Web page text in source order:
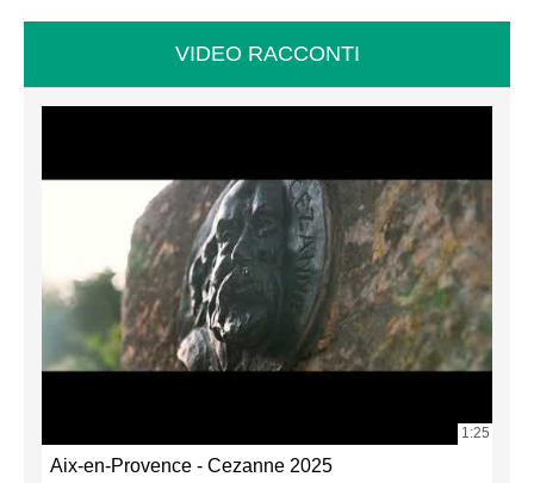
VIDEO RACCONTI
1:25
Aix-en-Provence - Cezanne 2025